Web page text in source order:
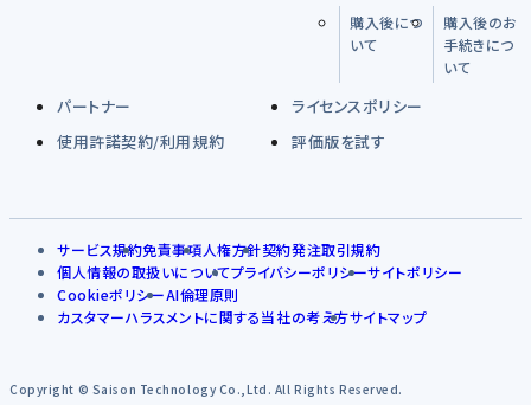
購入後につ
いて
購入後のお
手続きにつ
いて
パートナー
ライセンスポリシー
使用許諾契約/利用規約
評価版を試す
サービス規約免責事項人権方針契約発注取引規約
個人情報の取扱いについてプライバシーポリシーサイトポリシー
CookieポリシーAI倫理原則
カスタマーハラスメントに関する当社の考え方サイトマップ
Copyright © Saison Technology Co.,Ltd. All Rights Reserved.